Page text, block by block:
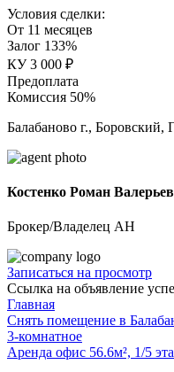
Условия сделки:
От 11 месяцев
Залог 133%
КУ 3 000 ₽
Предоплата
Комиссия 50%
Балабаново г., Боровский,
Костенко Роман
Брокер/Владелец АН
Записаться на просмотр
Ссылка на объявление
Главная
Снять помещение в
3-комнатное
Аренда офис 56.6м², 1/5